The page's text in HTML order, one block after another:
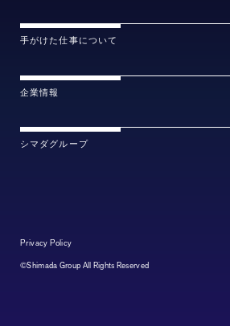
手がけた仕事について
企業情報
シマダグループ
Privacy Policy
©Shimada Group All Rights Reserved